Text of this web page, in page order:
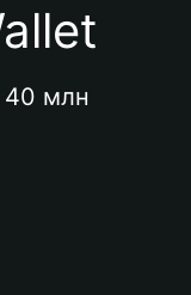
40 млн